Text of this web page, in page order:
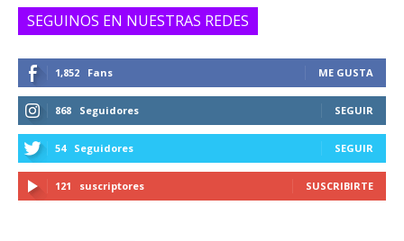
SEGUINOS EN NUESTRAS REDES
1,852 Fans ME GUSTA
868 Seguidores SEGUIR
54 Seguidores SEGUIR
121 suscriptores SUSCRIBIRTE